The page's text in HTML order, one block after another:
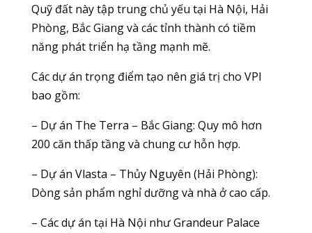
Quỹ đất này tập trung chủ yếu tại Hà Nội, Hải
Phòng, Bắc Giang và các tỉnh thành có tiềm
năng phát triển hạ tầng mạnh mẽ.
Các dự án trọng điểm tạo nên giá trị cho VPI
bao gồm:
– Dự án The Terra – Bắc Giang: Quy mô hơn
200 căn thấp tầng và chung cư hỗn hợp.
– Dự án Vlasta – Thủy Nguyên (Hải Phòng):
Dòng sản phẩm nghỉ dưỡng và nhà ở cao cấp.
– Các dự án tại Hà Nội như Grandeur Palace